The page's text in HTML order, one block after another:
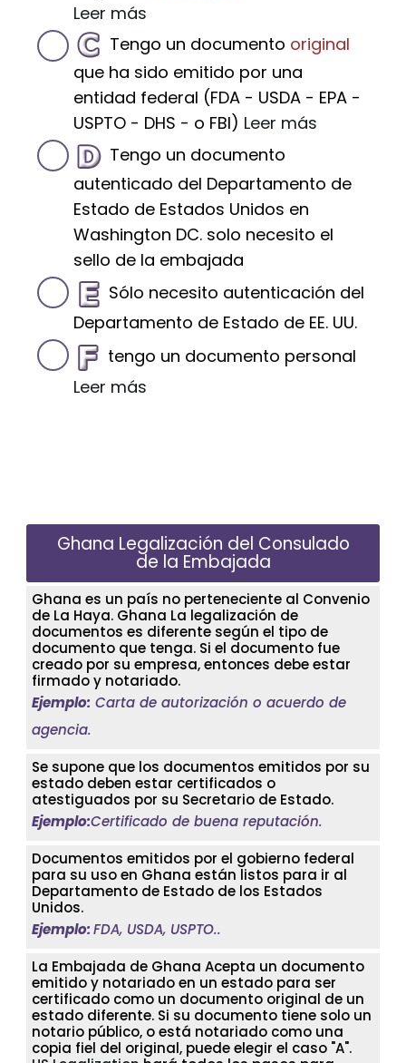
Leer más
Tengo un documento original
que ha sido emitido por una
entidad federal (FDA - USDA - EPA -
USPTO - DHS - o FBI) Leer más
Tengo un documento
autenticado del Departamento de
Estado de Estados Unidos en
Washington DC. solo necesito el
sello de la embajada
Sólo necesito autenticación del
Departamento de Estado de EE. UU.
tengo un documento personal
Leer más
Ghana Legalización del Consulado
de la Embajada
Ghana es un país no perteneciente al Convenio
de La Haya. Ghana La legalización de
documentos es diferente según el tipo de
documento que tenga. Si el documento fue
creado por su empresa, entonces debe estar
firmado y notariado.
Ejemplo: Carta de autorización o acuerdo de
agencia.
Se supone que los documentos emitidos por su
estado deben estar certificados o
atestiguados por su Secretario de Estado.
Ejemplo:Certificado de buena reputación.
Documentos emitidos por el gobierno federal
para su uso en Ghana están listos para ir al
Departamento de Estado de los Estados
Unidos.
Ejemplo:FDA, USDA, USPTO..
La Embajada de Ghana Acepta un documento
emitido y notariado en un estado para ser
certificado como un documento original de un
estado diferente. Si su documento tiene solo un
notario público, o está notariado como una
copia fiel del original, puede elegir el caso "A".